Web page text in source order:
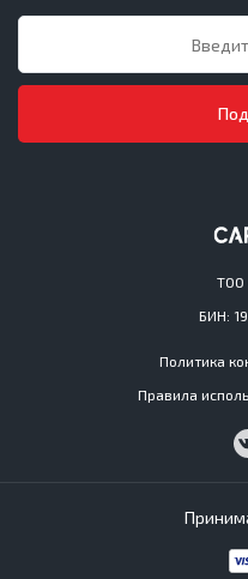
ТОО
БИН:
Политика
Правила